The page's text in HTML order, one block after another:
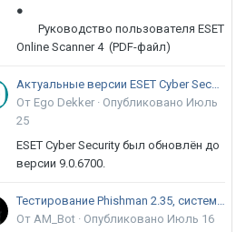
●
Руководство пользователя ESET
Online Scanner 4 (PDF-файл)
Актуальные версии ESET Cyber Security 9
От Ego Dekker · Опубликовано Июль
25
ESET Cyber Security был обновлён до
версии 9.0.6700.
Тестирование Phishman 2.35, системы повышения осведомлённости пользователей в сфере ИБ
От AM_Bot · Опубликовано Июль 16